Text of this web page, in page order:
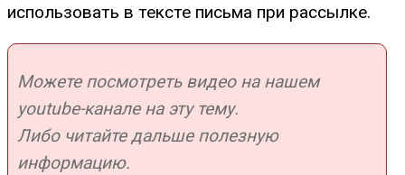
использовать в тексте письма при рассылке.
Можете посмотреть видео на нашем
youtube-канале на эту тему.
Либо читайте дальше полезную
информацию.